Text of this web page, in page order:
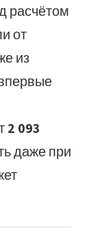
расчётом
от
из
2 093
даже при